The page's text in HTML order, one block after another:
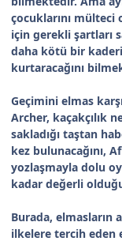
çocuklarını
için gerekli şartları
daha kötü bir
kurtaracağını
Geçimini elmas
Archer, kaçakçılık
sakladığı taştan
kez bulunacağını,
yozlaşmayla dolu
kadar değerli
Burada, elmasların
ilkelere tercih eden